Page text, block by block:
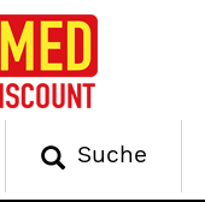
Suche